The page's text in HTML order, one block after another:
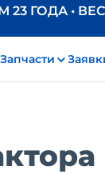
23 ГОДА •
Запчасти